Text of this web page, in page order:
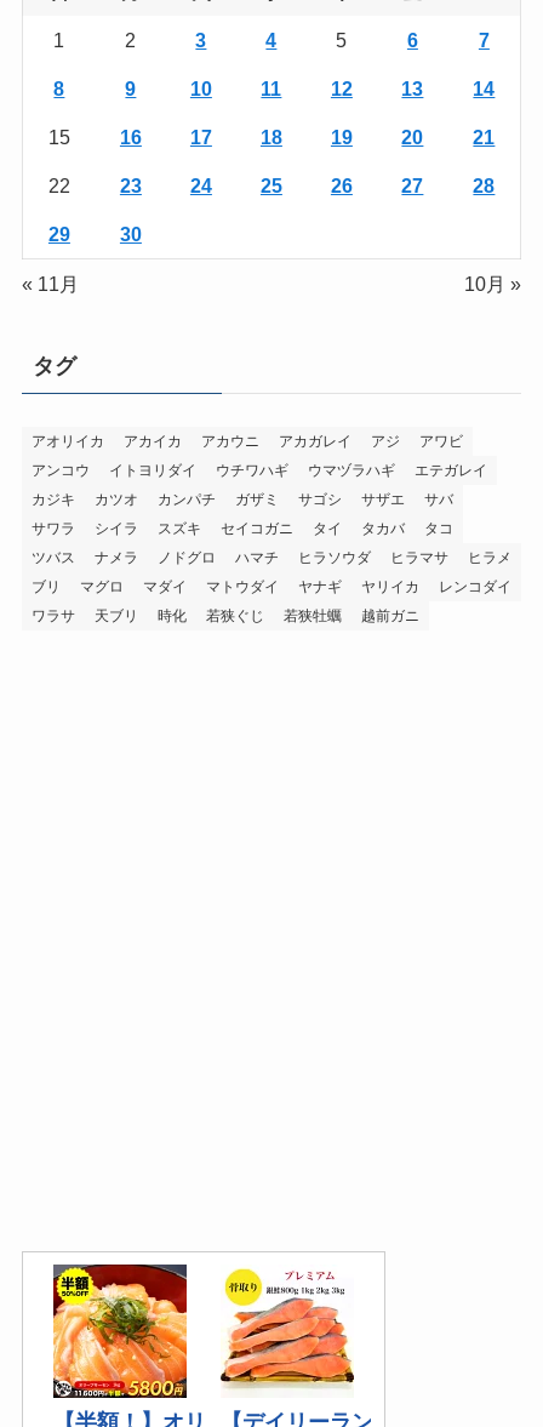
1 2 3 4 5 6 7
8 9 10 11 12 13 14
15 16 17 18 19 20 21
22 23 24 25 26 27 28
29 30
« 11月 10月 »
タグ
アオリイカ アカイカ アカウニ アカガレイ アジ
アワビ
アンコウ
イトヨリダイ ウチワハギ ウマヅラハギ
エテガレイ
カジキ
カツオ カンパチ ガザミ サゴシ サザエ
サバ
サワラ
シイラ スズキ セイコガニ タイ タカバ
タコ
ツバス
ナメラ ノドグロ ハマチ ヒラソウダ ヒラマサ
ヒラメ
ブリ
マグロ マダイ マトウダイ ヤナギ ヤリイカ
レンコダイ
ワラサ
天ブリ 時化 若狭ぐじ 若狭牡蠣 越前ガニ